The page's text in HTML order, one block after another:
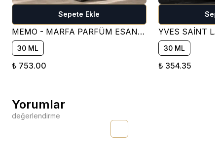
Sepete Ekle
MEMO - MARFA PARFÜM ESANSI ( ÇİÇEKSİ )
30 ML
₺ 753.00
30 ML
₺ 354.35
Yorumlar
değerlendirme